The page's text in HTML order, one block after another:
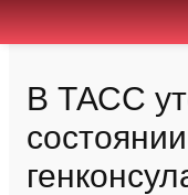
В ТАСС